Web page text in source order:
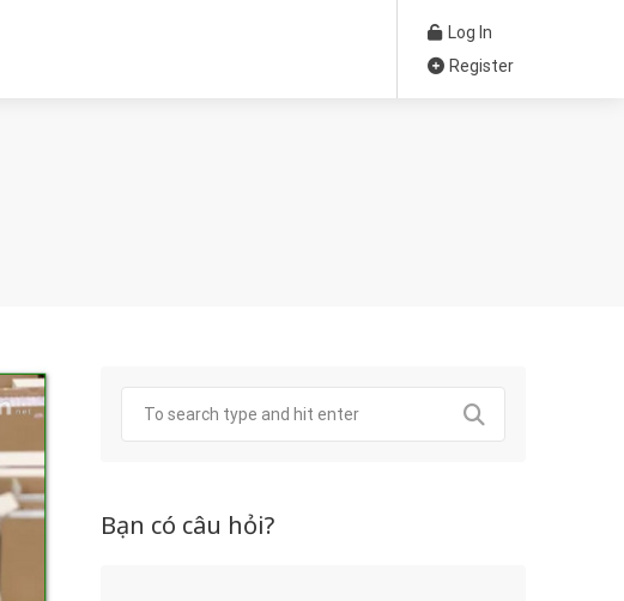
Log In
Register
Bạn có câu hỏi?